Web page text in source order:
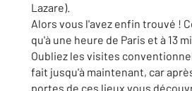
Lazare).
Alors vous l'avez enfin trouvé !
qu'à une heure de Paris et à 13
Oubliez les visites
fait jusqu'à maintenant, car
portes de ces lieux vous